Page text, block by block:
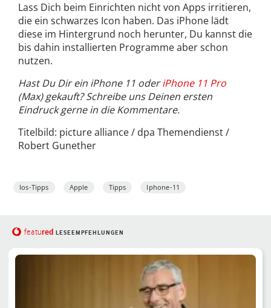
Lass Dich beim Einrichten nicht von Apps irritieren,
die ein schwarzes Icon haben. Das iPhone lädt
diese im Hintergrund noch herunter, Du kannst die
bis dahin installierten Programme aber schon
nutzen.
Hast Du Dir ein iPhone 11 oderiPhone 11 Pro
(Max) gekauft? Schreibe uns Deinen ersten
Eindruck gerne in die Kommentare.
Titelbild: picture alliance / dpa Themendienst /
Robert Gunether
Ios-Tipps Apple Tipps Iphone-11
featured LESEEMPFEHLUNGEN